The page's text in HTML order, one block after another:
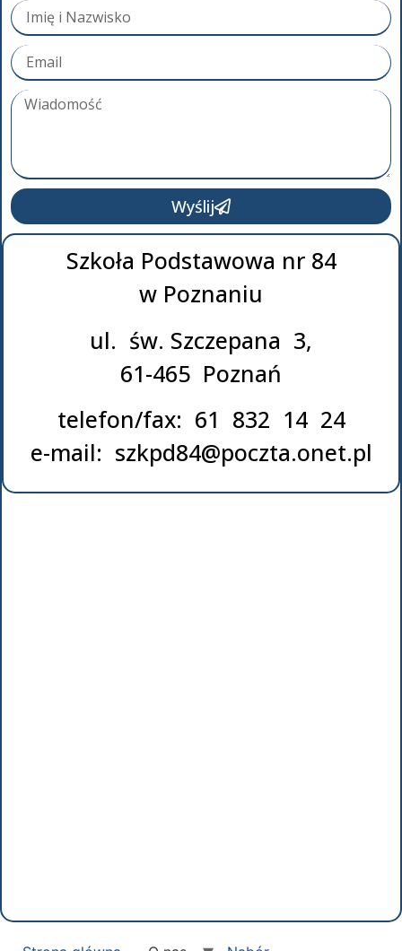
Wyślij
Szkoła Podstawowa nr 84
w Poznaniu
ul. św. Szczepana 3,
61-465 Poznań
telefon/fax: 61 832 14 24
e-mail: szkpd84@poczta.onet.pl